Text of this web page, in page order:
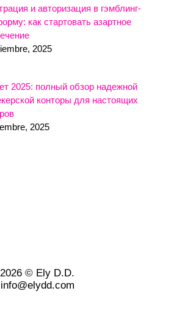
и авторизация в гэмблинг-
как стартовать азартное
2025
2025: полный обзор надежной
конторы для настоящих
2025
2026 © Ely D.D.
info@elydd.com